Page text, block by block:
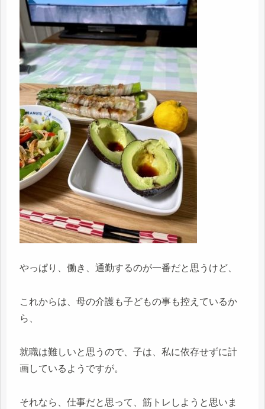
やっぱり、働き、通勤するのが一番だと思うけど、
これからは、母の介護も子どもの事も控えているか
ら、
就職は難しいと思うので、子は、私に依存せずに計
画しているようですが。
それなら、仕事だと思って、筋トレしようと思いま